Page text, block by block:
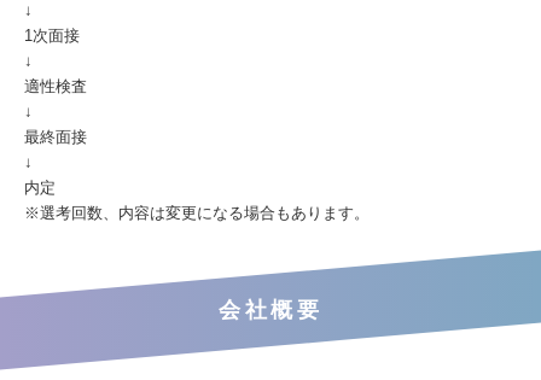
↓
1次面接
↓
適性検査
↓
最終面接
↓
内定
※選考回数、内容は変更になる場合もあります。
会社概要